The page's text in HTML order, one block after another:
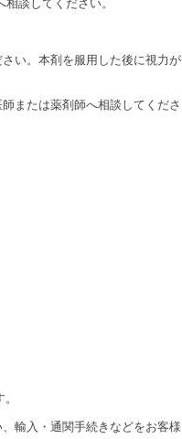
談してください。
い。本剤を服用した後に視力が
または薬剤師へ相談してくださ
輸入・通関手続きなどをお客様